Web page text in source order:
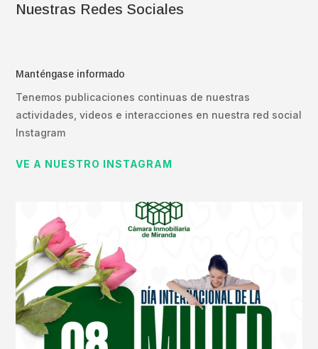
Nuestras Redes Sociales
Manténgase informado
Tenemos publicaciones continuas de nuestras
actividades, videos e interacciones en nuestra red social
Instagram
VE A NUESTRO INSTAGRAM